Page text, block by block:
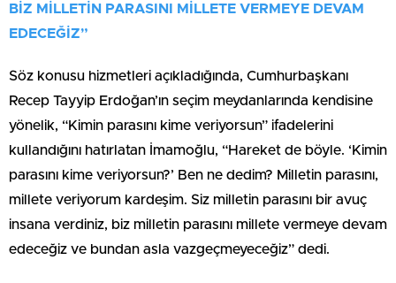
BİZ MİLLETİN PARASINI MİLLETE VERMEYE DEVAM
EDECEĞİZ”
Söz konusu hizmetleri açıkladığında, Cumhurbaşkanı
Recep Tayyip Erdoğan’ın seçim meydanlarında kendisine
yönelik, “Kimin parasını kime veriyorsun” ifadelerini
kullandığını hatırlatan İmamoğlu, “Hareket de böyle. ‘Kimin
parasını kime veriyorsun?’ Ben ne dedim? Milletin parasını,
millete veriyorum kardeşim. Siz milletin parasını bir avuç
insana verdiniz, biz milletin parasını millete vermeye devam
edeceğiz ve bundan asla vazgeçmeyeceğiz” dedi.